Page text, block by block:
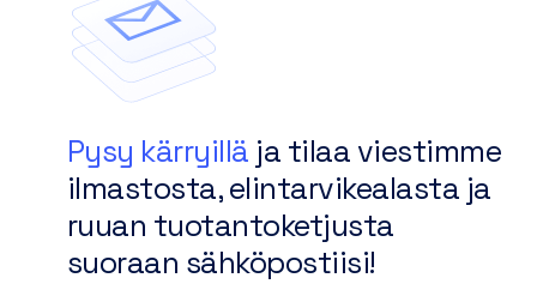
Pysy kärryillä ja tilaa viestimme
ilmastosta, elintarvikealasta ja
ruuan tuotantoketjusta
suoraan sähköpostiisi!